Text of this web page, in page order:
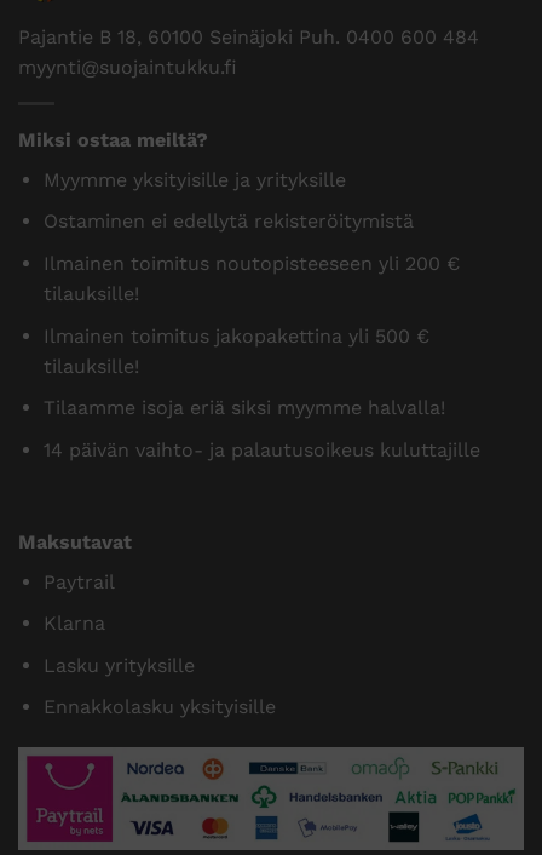
Pajantie B 18, 60100 Seinäjoki Puh. 0400 600 484
myynti@suojaintukku.fi
Miksi ostaa meiltä?
Myymme yksityisille ja yrityksille
Ostaminen ei edellytä rekisteröitymistä
Ilmainen toimitus noutopisteeseen yli 200 €
tilauksille!
Ilmainen toimitus jakopakettina yli 500 €
tilauksille!
Tilaamme isoja eriä siksi myymme halvalla!
14 päivän vaihto- ja palautusoikeus kuluttajille
Maksutavat
Paytrail
Klarna
Lasku yrityksille
Ennakkolasku yksityisille